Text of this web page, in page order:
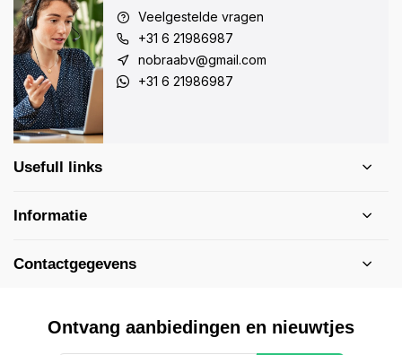
Veelgestelde vragen
+31 6 21986987
nobraabv@gmail.com
+31 6 21986987
Usefull links
Informatie
Contactgegevens
Ontvang aanbiedingen en nieuwtjes